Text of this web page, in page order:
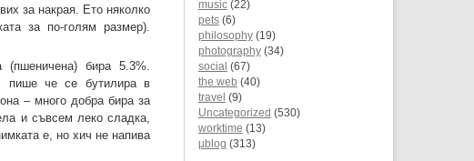
за накрая. Ето няколко
за по-голям размер).
(пшеничена) бира 5.3%.
пише че се бутилира в
– много добра бира за
и съвсем леко сладка,
е, но хич не напива
music(22)
pets(6)
philosophy(19)
photography(34)
social (67)
the web (40)
travel (9)
Uncategorized (530)
worktime (13)
µblog (313)